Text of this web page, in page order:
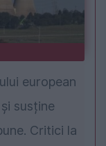
european
susține
Critici la